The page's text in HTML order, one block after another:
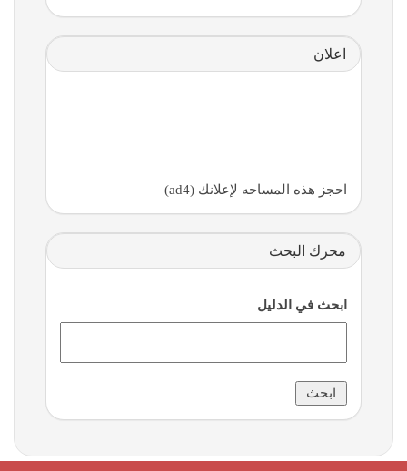
اعلان
احجز هذه المساحه لإعلانك (ad4)
محرك البحث
ابحث في الدليل